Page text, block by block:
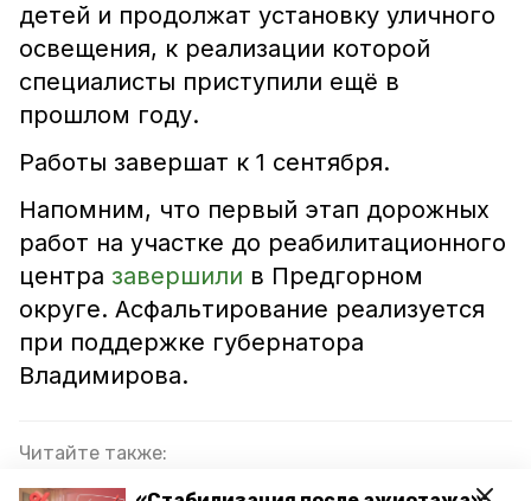
детей и продолжат установку уличного
освещения, к реализации которой
специалисты приступили ещё в
прошлом году.
Работы завершат к 1 сентября.
Напомним, что первый этап дорожных
работ на участке до реабилитационного
центра завершили в Предгорном
округе. Асфальтирование реализуется
при поддержке губернатора
Владимирова.
Читайте также:
Ремонт школы в хуторе Предгорного округа